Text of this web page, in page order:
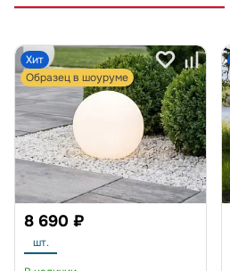
Хит
Образец в шоуруме
8 690 ₽
шт.